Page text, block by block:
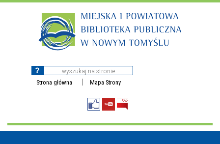
Strona główna Mapa Strony